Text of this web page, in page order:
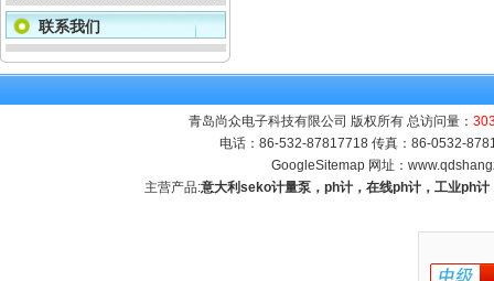
联系我们
青岛尚众电子科技有限公司 版权所有 总访问量：
电话：86-532-87817718 传真：86-0532-
GoogleSitemap 网址：
主营产品:意大利seko计量泵，ph计，在线ph计，工业ph